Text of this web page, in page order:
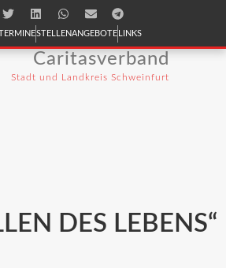
STELLENANGEBOTE LINKS
Caritasverband
Stadt und Landkreis Schweinfurt
DES LEBENS“